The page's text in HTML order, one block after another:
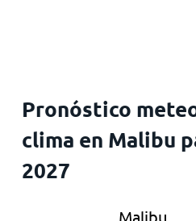
Pronóstico
clima en Malibu
2027